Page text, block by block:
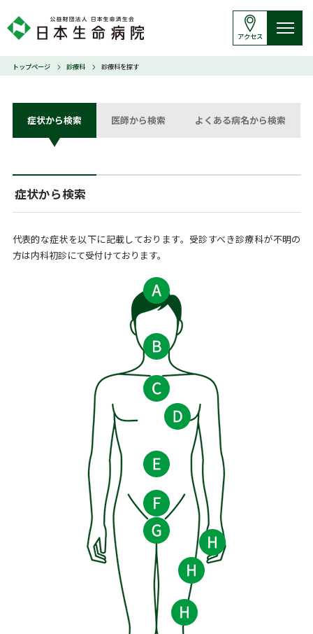
アクセス
トップページ 診療科 診療科を探す
症状から検索 医師から検索 よくある病名から検索
症状から検索
代表的な症状を以下に記載しております。受診すべき診療科が不明の
方は内科初診にて受付けております。